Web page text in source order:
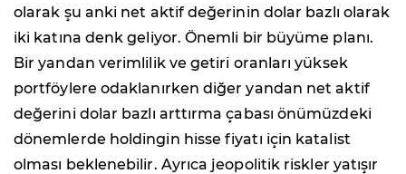
olarak şu anki net aktif değerinin dolar bazlı olarak
iki katına denk geliyor. Önemli bir büyüme planı.
Bir yandan verimlilik ve getiri oranları yüksek
portföylere odaklanırken diğer yandan net aktif
değerini dolar bazlı arttırma çabası önümüzdeki
dönemlerde holdingin hisse fiyatı için katalist
olması beklenebilir. Ayrıca jeopolitik riskler yatışır